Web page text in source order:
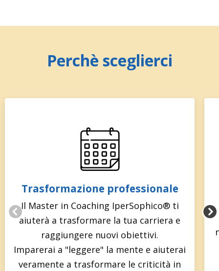
Perchè sceglierci
Trasformazione professionale
Il Master in Coaching IperSophico® ti
aiuterà a trasformare la tua carriera e
raggiungere nuovi obiettivi.
Imparerai a "leggere" la mente e aiuterai
veramente a trasformare le criticità in